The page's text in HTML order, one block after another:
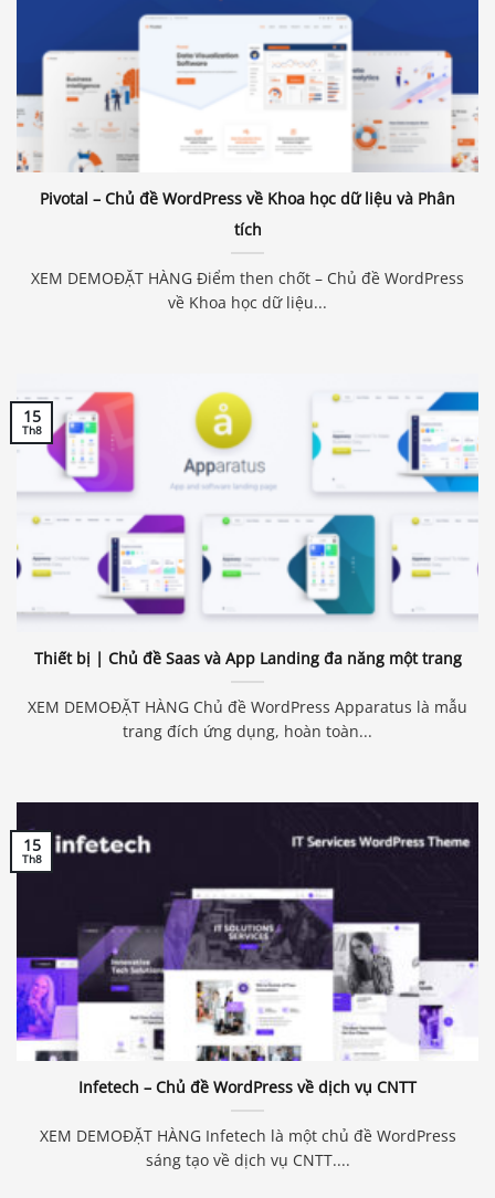
Pivotal – Chủ đề WordPress về Khoa học dữ liệu và Phân
tích
XEM DEMOĐẶT HÀNG Điểm then chốt – Chủ đề WordPress
về Khoa học dữ liệu...
Thiết bị | Chủ đề Saas và App Landing đa năng một trang
XEM DEMOĐẶT HÀNG Chủ đề WordPress Apparatus là mẫu
trang đích ứng dụng, hoàn toàn...
15
Th8
Infetech – Chủ đề WordPress về dịch vụ CNTT
XEM DEMOĐẶT HÀNG Infetech là một chủ đề WordPress
sáng tạo về dịch vụ CNTT....
15
Th8